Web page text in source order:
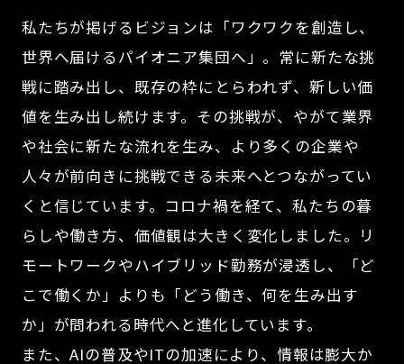
私たちが掲げるビジョンは「ワクワクを創造し、
世界へ届けるパイオニア集団へ」。常に新たな挑
戦に踏み出し、既存の枠にとらわれず、新しい価
値を生み出し続けます。その挑戦が、やがて業界
や社会に新たな流れを生み、より多くの企業や
人々が前向きに挑戦できる未来へとつながってい
くと信じています。コロナ禍を経て、私たちの暮
らしや働き方、価値観は大きく変化しました。リ
モートワークやハイブリッド勤務が浸透し、「ど
こで働くか」よりも「どう働き、何を生み出す
か」が問われる時代へと進化しています。
また、AIの普及やITの加速により、情報は膨大か